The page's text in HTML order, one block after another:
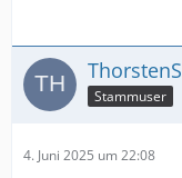
ThorstenS
Stammuser
4. Juni 2025 um 22:08